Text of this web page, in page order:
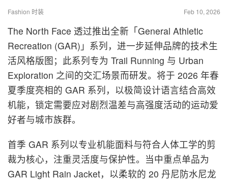
Fashion 时装 Feb 10, 2026
The North Face 透过推出全新「General Athletic
Recreation (GAR)」系列，进一步延伸品牌的技术生
活风格版图；此系列专为 Trail Running 与 Urban
Exploration 之间的交汇场景而研发。将于 2026 年春
夏季度亮相的 GAR 系列，以极简设计语言结合高效
机能，锁定需要应对剧烈温差与高强度活动的运动爱
好者与城市族群。
首季 GAR 系列以专业机能面料与符合人体工学的剪
裁为核心，注重灵活度与保护性。当中重点单品为
GAR Light Rain Jacket，以柔软的 20 丹尼防水尼龙